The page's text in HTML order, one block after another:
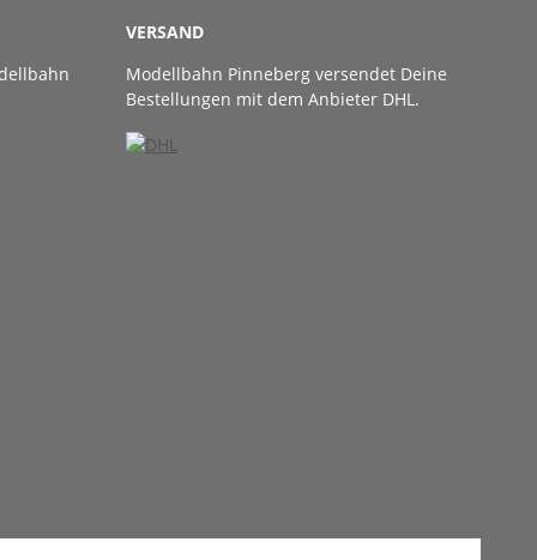
VERSAND
Modellbahn Pinneberg versendet Deine
Bestellungen mit dem Anbieter DHL.